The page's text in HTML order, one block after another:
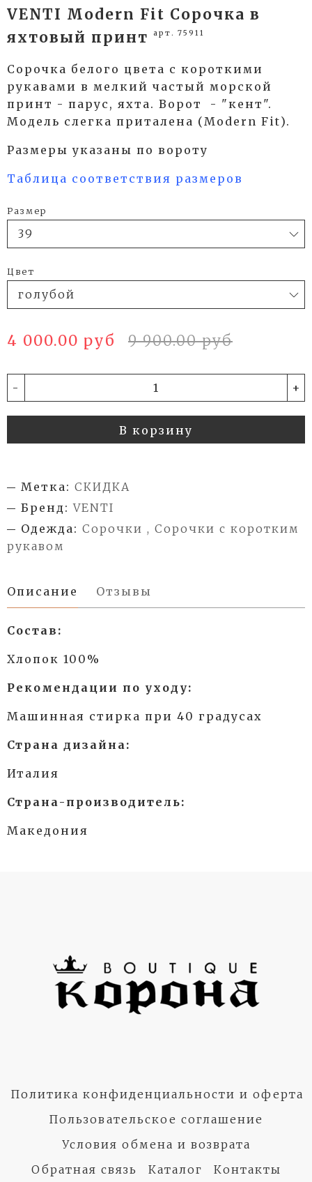
VENTI Modern Fit Сорочка в
яхтовый принт
арт. 75911
Сорочка белого цвета с короткими
рукавами в мелкий частый морской
принт - парус, яхта. Ворот - "кент".
Модель слегка приталена (Modern Fit).
Разме ры указаны по вороту
Таблица соответствия размеров
Размер
Цвет
4 000.00 руб 9 900.00 руб
- +
В корзину
Метка: СКИДКА
Бренд: VENTI
Одежда: Сорочки , Сорочки с коротким
рукавом
Описание Отзывы
Состав:
Хлопок 100%
Рекомендации по уходу:
Машинная стирка при 40 градусах
Страна дизайна:
Италия
Страна-производитель:
Македония
Политика конфиденциальности и оферта
Пользовательское соглашение
Условия обмена и возврата
Обратная связь
Каталог Контакты